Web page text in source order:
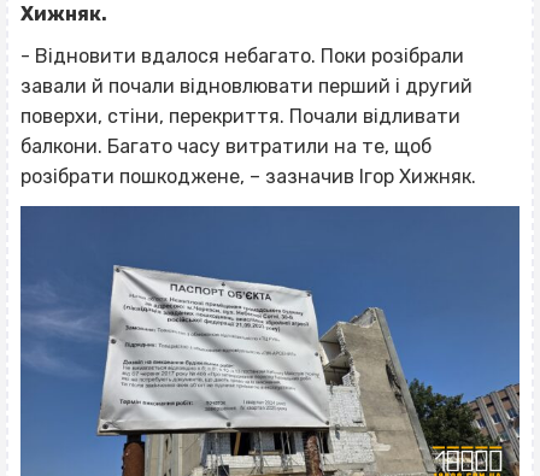
Хижняк.
- Відновити вдалося небагато. Поки розібрали
завали й почали відновлювати перший і другий
поверхи, стіни, перекриття. Почали відливати
балкони. Багато часу витратили на те, щоб
розібрати пошкоджене, – зазначив Ігор Хижняк.